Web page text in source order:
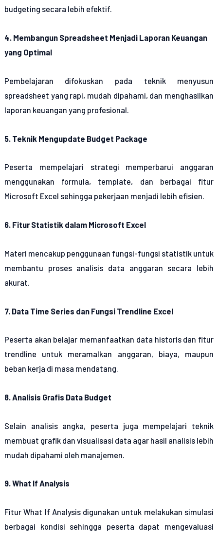
budgeting secara lebih efektif.
4. Membangun Spreadsheet Menjadi Laporan Keuangan
yang Optimal
Pembelajaran difokuskan pada teknik menyusun
spreadsheet yang rapi, mudah dipahami, dan menghasilkan
laporan keuangan yang profesional.
5. Teknik Mengupdate Budget Package
Peserta mempelajari strategi memperbarui anggaran
menggunakan formula, template, dan berbagai fitur
Microsoft Excel sehingga pekerjaan menjadi lebih efisien.
6. Fitur Statistik dalam Microsoft Excel
Materi mencakup penggunaan fungsi-fungsi statistik untuk
membantu proses analisis data anggaran secara lebih
akurat.
7. Data Time Series dan Fungsi Trendline Excel
Peserta akan belajar memanfaatkan data historis dan fitur
trendline untuk meramalkan anggaran, biaya, maupun
beban kerja di masa mendatang.
8. Analisis Grafis Data Budget
Selain analisis angka, peserta juga mempelajari teknik
membuat grafik dan visualisasi data agar hasil analisis lebih
mudah dipahami oleh manajemen.
9. What If Analysis
Fitur What If Analysis digunakan untuk melakukan simulasi
berbagai kondisi sehingga peserta dapat mengevaluasi